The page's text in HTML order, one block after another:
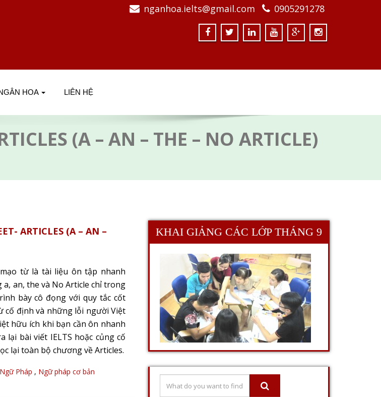
nganhoa.ielts@gmail.com 0905291278
HOA LIÊN HỆ
(A – AN – THE – NO ARTICLE)
ARTICLES (A – AN –
từ là tài liệu ôn tập nhanh
an, the và No Article chỉ trong
bày cô đọng với quy tắc cốt
cố định và những lỗi người Việt
hữu ích khi bạn cần ôn nhanh
lại bài viết IELTS hoặc củng cố
lại toàn bộ chương về Articles.
Ngữ Pháp , Ngữ pháp cơ bản
KHAI GIẢNG CÁC LỚP THÁNG 9